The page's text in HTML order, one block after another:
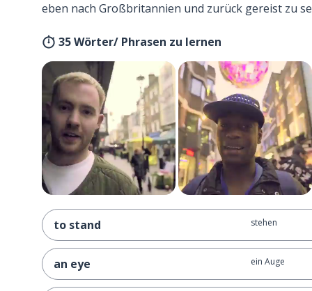
eben nach Großbritannien und zurück gereist zu
35 Wörter/ Phrasen zu lernen
to stand stehen
an eye ein Auge